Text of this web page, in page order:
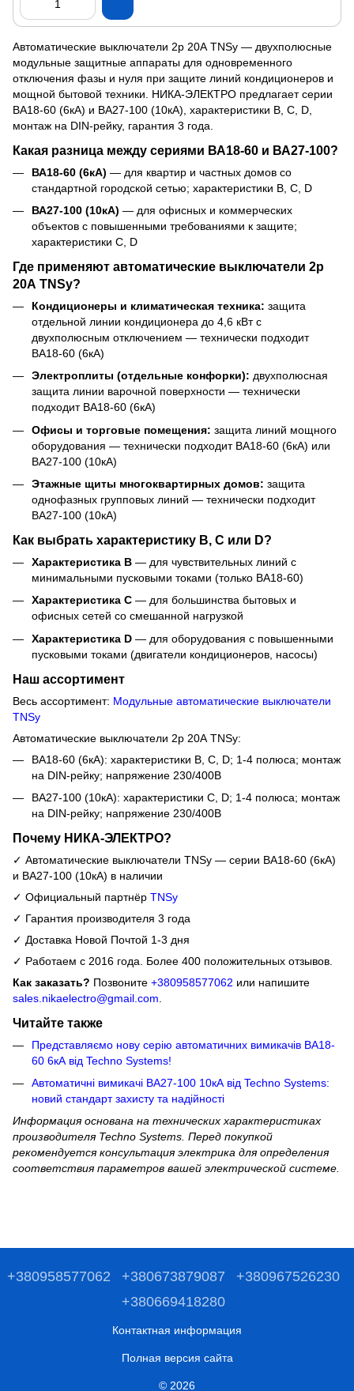
Автоматические выключатели 2р 20А TNSy — двухполюсные
модульные защитные аппараты для одновременного
отключения фазы и нуля при защите линий кондиционеров и
мощной бытовой техники. НИКА-ЭЛЕКТРО предлагает серии
ВА18-60 (6кА) и ВА27-100 (10кА), характеристики B, C, D,
монтаж на DIN-рейку, гарантия 3 года.
Какая разница между сериями ВА18-60 и ВА27-100?
ВА18-60 (6кА) — для квартир и частных домов со
стандартной городской сетью; характеристики B, C, D
ВА27-100 (10кА) — для офисных и коммерческих
объектов с повышенными требованиями к защите;
характеристики C, D
Где применяют автоматические выключатели 2р
20А TNSy?
Кондиционеры и климатическая техника: защита
отдельной линии кондиционера до 4,6 кВт с
двухполюсным отключением — технически подходит
ВА18-60 (6кА)
Электроплиты (отдельные конфорки): двухполюсная
защита линии варочной поверхности — технически
подходит ВА18-60 (6кА)
Офисы и торговые помещения: защита линий мощного
оборудования — технически подходит ВА18-60 (6кА) или
ВА27-100 (10кА)
Этажные щиты многоквартирных домов: защита
однофазных групповых линий — технически подходит
ВА27-100 (10кА)
Как выбрать характеристику B, C или D?
Характеристика B — для чувствительных линий с
минимальными пусковыми токами (только ВА18-60)
Характеристика C — для большинства бытовых и
офисных сетей со смешанной нагрузкой
Характеристика D — для оборудования с повышенными
пусковыми токами (двигатели кондиционеров, насосы)
Наш ассортимент
Весь ассортимент: Модульные автоматические выключатели
TNSy
Автоматические выключатели 2р 20А TNSy:
ВА18-60 (6кА): характеристики B, C, D; 1-4 полюса; монтаж
на DIN-рейку; напряжение 230/400В
ВА27-100 (10кА): характеристики C, D; 1-4 полюса; монтаж
на DIN-рейку; напряжение 230/400В
Почему НИКА-ЭЛЕКТРО?
✓ Автоматические выключатели TNSy — серии ВА18-60 (6кА)
и ВА27-100 (10кА) в наличии
✓ Официальный партнёр TNSy
✓ Гарантия производителя 3 года
✓ Доставка Новой Почтой 1-3 дня
✓ Работаем с 2016 года. Более 400 положительных отзывов.
Как заказать? Позвоните +380958577062 или напишите
sales.nikaelectro@gmail.com
Читайте также
Представляємо нову серію автоматичних вимикачів ВА18-
60 6кА від Techno Systems!
Автоматичні вимикачі ВА27-100 10кА від Techno Systems:
новий стандарт захисту та надійності
Информация основана на технических характеристиках
производителя Techno Systems. Перед покупкой
рекомендуется консультация электрика для определения
соответствия параметров вашей электрической системе.
+380958577062 +380673879087
+380967526230
+380669418280
Контактная информация
Полная версия сайта
© 2026